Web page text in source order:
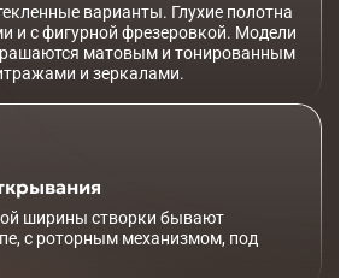
варианты. Глухие полотна
и с фигурной фрезеровкой. Модели
матовым и тонированным
и зеркалами.
ширины створки бывают
с роторным механизмом, под